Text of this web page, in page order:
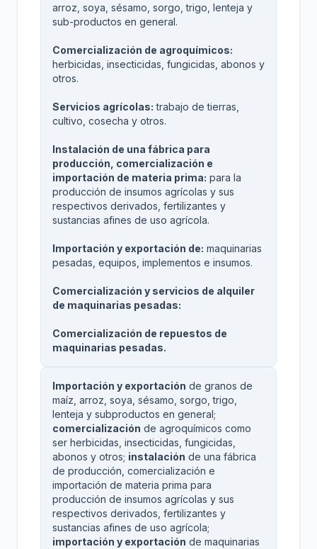
arroz, soya, sésamo, sorgo, trigo, lenteja y
sub-productos en general.
Comercialización de agroquímicos:
herbicidas, insecticidas, fungicidas, abonos y
otros.
Servicios agrícolas: trabajo de tierras,
cultivo, cosecha y otros.
Instalación de una fábrica para
producción, comercialización e
importación de materia prima: para la
producción de insumos agrícolas y sus
respectivos derivados, fertilizantes y
sustancias afines de uso agrícola.
Importación y exportación de: maquinarias
pesadas, equipos, implementos e insumos.
Comercialización y servicios de alquiler
de maquinarias pesadas:
Comercialización de repuestos de
maquinarias pesadas.
Importación y exportación de granos de
maíz, arroz, soya, sésamo, sorgo, trigo,
lenteja y subproductos en general;
comercialización de agroquímicos como
ser herbicidas, insecticidas, fungicidas,
abonos y otros; instalación de una fábrica
de producción, comercialización e
importación de materia prima para
producción de insumos agrícolas y sus
respectivos derivados, fertilizantes y
sustancias afines de uso agrícola;
importación y exportación de maquinarias